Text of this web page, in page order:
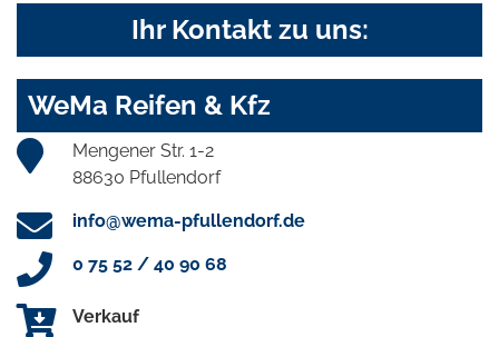
Ihr Kontakt zu uns:
WeMa Reifen & Kfz
Mengener Str. 1-2
88630 Pfullendorf
info@wema-pfullendorf.de
0 75 52 / 40 90 68
Verkauf